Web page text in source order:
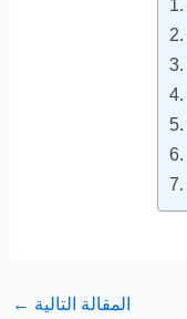
المقالة التالية ←